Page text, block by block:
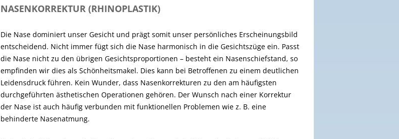
NASENKORREKTUR (RHINOPLASTIK)
Die Nase dominiert unser Gesicht und prägt somit unser persönliches Erscheinungsbild
entscheidend. Nicht immer fügt sich die Nase harmonisch in die Gesichtszüge ein. Passt
die Nase nicht zu den übrigen Gesichtsproportionen – besteht ein Nasenschiefstand, so
empfinden wir dies als Schönheitsmakel. Dies kann bei Betroffenen zu einem deutlichen
Leidensdruck führen. Kein Wunder, dass Nasenkorrekturen zu den am häufigsten
durchgeführten ästhetischen Operationen gehören. Der Wunsch nach einer Korrektur
der Nase ist auch häufig verbunden mit funktionellen Problemen wie z. B. eine
behinderte Nasenatmung.